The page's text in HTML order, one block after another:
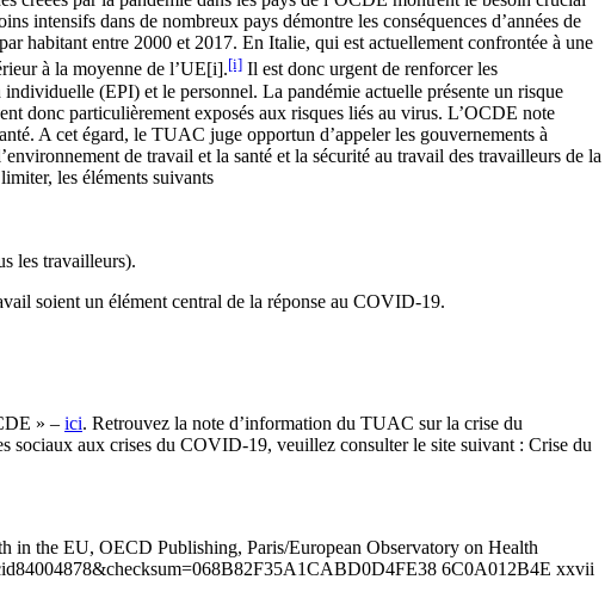
intensifs dans de nombreux pays démontre les conséquences d’années de
habitant entre 2000 et 2017. En Italie, qui est actuellement confrontée à une
à la moyenne de l’UE[i].[i] Il est donc urgent de renforcer les
(EPI) et le personnel. La pandémie actuelle présente un risque
donc particulièrement exposés aux risques liés au virus. L’OCDE note
A cet égard, le TUAC juge opportun d’appeler les gouvernements à
de travail et la santé et la sécurité au travail des travailleurs de la
les éléments suivants
les travailleurs).
soient un élément central de la réponse au COVID-19.
» – ici. Retrouvez la note d’information du TUAC sur la crise du
sociaux aux crises du COVID-19, veuillez consulter le site suivant : Crise du
in the EU, OECD Publishing, Paris/European Observatory on Health
6C0A012B4E xxvii